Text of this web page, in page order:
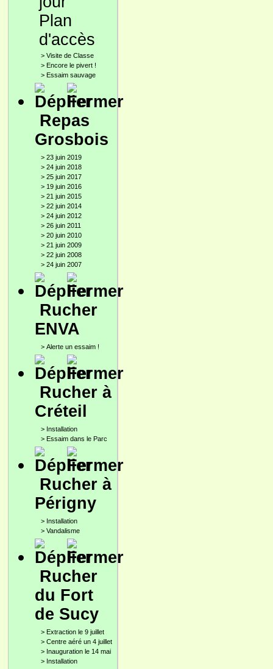
Plan
d'accès
> Visite de Classe
> Encore le pivert !
> Essaim sauvage
Repas
Grosbois
> 23 juin 2019
> 24 juin 2018
> 25 juin 2017
> 19 juin 2016
> 21 juin 2015
> 22 juin 2014
> 24 juin 2012
> 26 juin 2011
> 20 juin 2010
> 21 juin 2009
> 22 juin 2008
> 24 juin 2007
Rucher
ENVA
> Alerte un essaim !
Rucher à
Créteil
> Installation
> Essaim dans le Parc
Rucher à
Périgny
> Installation
> Vandalisme
Rucher
du Fort
de Sucy
> Extraction le 9 juillet
> Centre aéré un 4 juillet
> Inauguration le 14 mai
> Installation